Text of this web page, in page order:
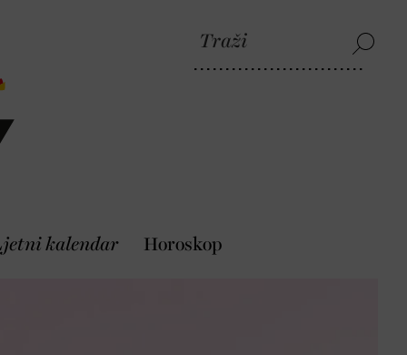
kalendar Horoskop